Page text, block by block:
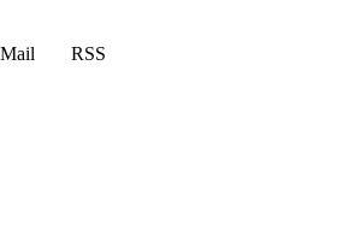
Mail RSS